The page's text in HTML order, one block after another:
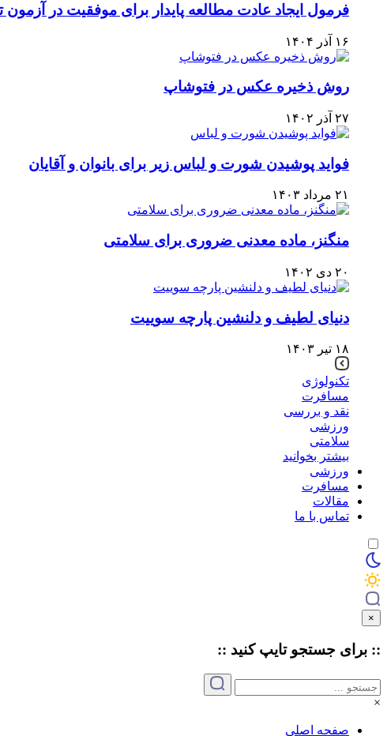
فرمول ایجاد عادت مطالعه پایدار برای موفقیت در آزمون
۱۶ آذر ۱۴۰۴
روش ذخیره عکس در فتوشاپ
۲۷ آذر ۱۴۰۲
فواید پوشیدن شورت و لباس زیر برای بانوان و آقایان
۲۱ مرداد ۱۴۰۳
منگنز، ماده معدنی ضروری برای سلامتی
۲۰ دی ۱۴۰۲
دنیای لطیف و دلنشین پارچه سوییت
۱۸ تیر ۱۴۰۳
تکنولوژی
مسافرت
نقد و بررسی
ورزشی
سلامتی
بیشتر بخوانید
ورزشی
مسافرت
مقالات
تماس با ما
×
:: برای جستجو تایپکنید ::
×
صفحه اصلی